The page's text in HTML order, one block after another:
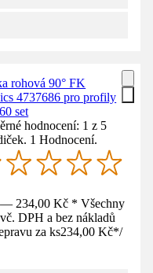
rohová 90° FK
4737686 pro profily
set
hodnocení: 1 z 5
1 Hodnocení.
— 234,00 Kč * Všechny
DPH a bez nákladů
za ks234,00 Kč*/